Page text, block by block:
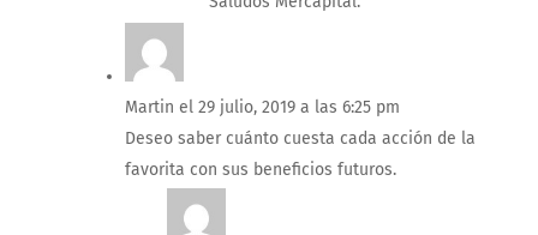
Martin el 29 julio, 2019 a las 6:25 pm
Deseo saber cuánto cuesta cada acción de la
favorita con sus beneficios futuros.